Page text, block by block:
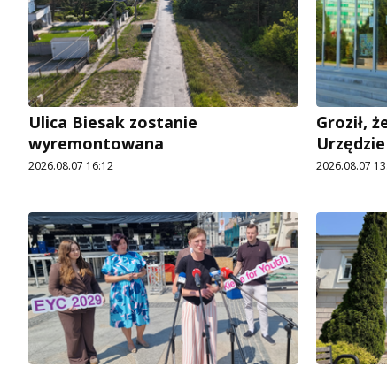
Ulica Biesak zostanie
wyremontowana
2026.08.07 16:12
Groził,
2026.08.07